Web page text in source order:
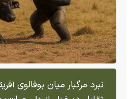
نبرد مرگبار میان بوفالوی